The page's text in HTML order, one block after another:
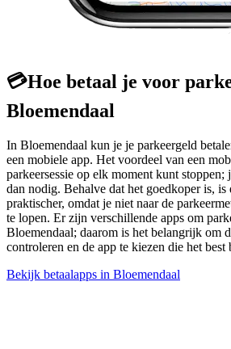
💳Hoe betaal je voor
Bloemendaal
In Bloemendaal kun je je parkeergeld
een mobiele app. Het voordeel van een
parkeersessie op elk moment kunt stoppen;
dan nodig. Behalve dat het goedkoper is, is
praktischer, omdat je niet naar de
te lopen. Er zijn verschillende apps om
Bloemendaal; daarom is het belangrijk om
controleren en de app te kiezen die het
Bekijk betaalapps in Bloemendaal